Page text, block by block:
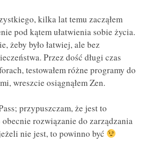
kilka lat temu zacząłem
pod kątem ułatwienia sobie życia.
żeby było łatwiej, ale bez
Przez dość długi czas
testowałem różne programy do
wreszcie osiągnąłem Zen.
przypuszczam, że jest to
rozwiązanie do zarządzania
nie jest, to powinno być